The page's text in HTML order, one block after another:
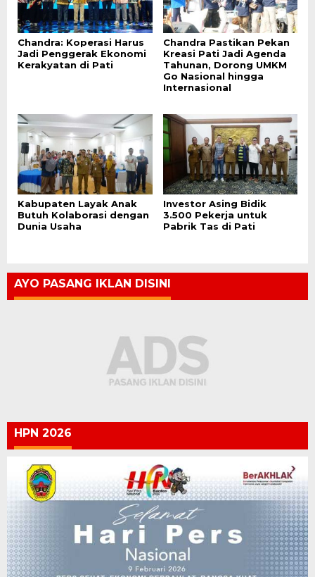
Chandra: Koperasi Harus
Jadi Penggerak Ekonomi
Kerakyatan di Pati
Chandra Pastikan Pekan
Kreasi Pati Jadi Agenda
Tahunan, Dorong UMKM
Go Nasional hingga
Internasional
Kabupaten Layak Anak
Butuh Kolaborasi dengan
Dunia Usaha
Investor Asing Bidik
3.500 Pekerja untuk
Pabrik Tas di Pati
AYO PASANG IKLAN DISINI
HPN 2026